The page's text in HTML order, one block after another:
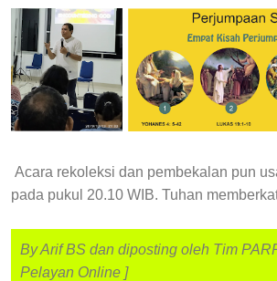
Acara rekoleksi dan pembekalan pun
pada pukul 20.10 WIB. Tuhan
By Arif BS dan diposting oleh Tim
Pelayan Online ]